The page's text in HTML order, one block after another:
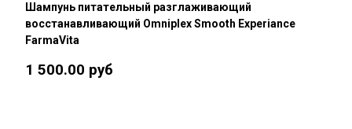
Шампунь питательный разглаживающий
восстанавливающий Omniplex Smooth Experiance
FarmaVita
1 500.00 руб